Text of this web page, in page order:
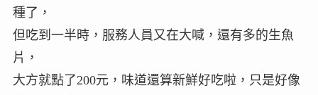
種了，
但吃到一半時，服務人員又在大喊，還有多的生魚
片，
大方就點了200元，味道還算新鮮好吃啦，只是好像